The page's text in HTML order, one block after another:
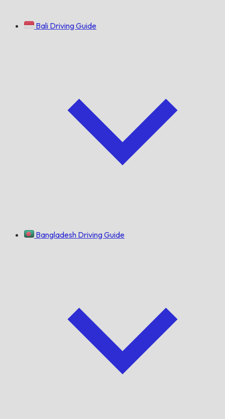
Bali Driving Guide
Bangladesh Driving Guide